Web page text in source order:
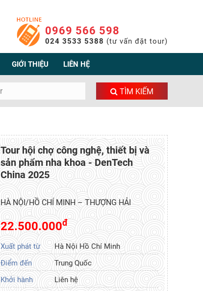
0969 566 598
024 3533 5388 (tư vấn đặt tour)
GIỚI THIỆU LIÊN HỆ
TÌM KIẾM
Tour hội chợ công nghệ, thiết bị và
sản phẩm nha khoa - DenTech
China 2025
HÀ NỘI/HỒ CHÍ MINH – THƯỢNG HẢI
22.500.000đ
Xuất phát từ
Hà Nội Hồ Chí Minh
Điểm đến
Trung Quốc
Khởi hành
Liên hệ